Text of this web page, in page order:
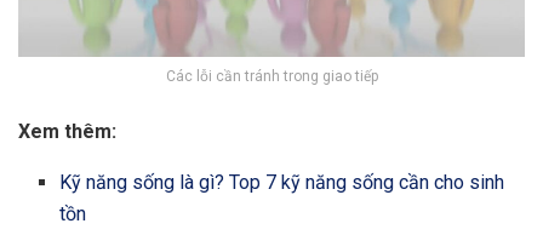
Các lỗi cần tránh trong giao tiếp
Xem thêm:
Kỹ năng sống là gì? Top 7 kỹ năng sống cần cho sinh
tồn